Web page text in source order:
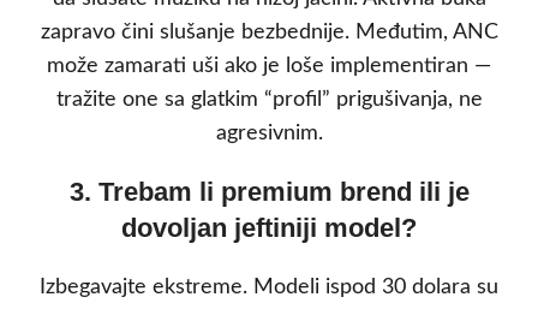
zapravo čini slušanje bezbednije. Međutim, ANC
može zamarati uši ako je loše implementiran —
tražite one sa glatkim “profil” prigušivanja, ne
agresivnim.
3. Trebam li premium brend ili je
dovoljan jeftiniji model?
Izbegavajte ekstreme. Modeli ispod 30 dolara su